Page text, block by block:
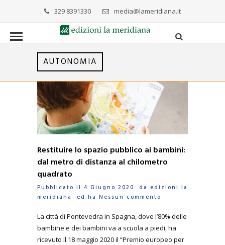
329 8391330 media@lameridiana.it
AUTONOMIA
Restituire lo spazio pubblico ai bambini:
dal metro di distanza al chilometro
quadrato
Pubblicato il 4 Giugno 2020 da edizioni la
meridiana
ed ha Nessun commento
La città di Pontevedra in Spagna, dove l’80% delle
bambine e dei bambini va a scuola a piedi, ha
ricevuto il 18 maggio 2020 il “Premio europeo per